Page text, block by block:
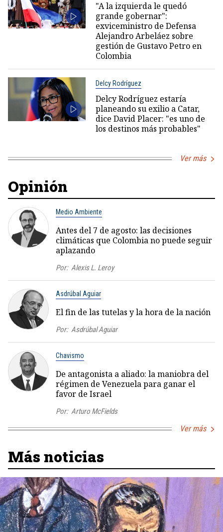
"A la izquierda le quedó
grande gobernar":
exviceministro de Defensa
Alejandro Arbeláez sobre
gestión de Gustavo Petro en
Colombia
Delcy Rodríguez
Delcy Rodríguez estaría
planeando su exilio a Catar,
dice David Placer: "es uno de
los destinos más probables"
Ver más
Opinión
Medio Ambiente
Antes del 7 de agosto: las decisiones
climáticas que Colombia no puede seguir
aplazando
Por: Alexis L. Leroy
Asdrúbal Aguiar
El fin de las tutelas y la hora de la nación
Por: Asdrúbal Aguiar
Chavismo
De antagonista a aliado: la maniobra del
régimen de Venezuela para ganar el
favor de Israel
Por: Arturo McFields
Ver más
Más noticias